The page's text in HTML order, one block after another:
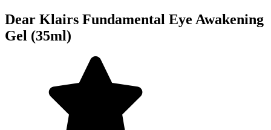
Dear Klairs Fundamental Eye Awakening
Gel (35ml)